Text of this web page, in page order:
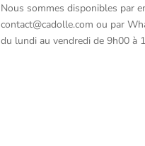
Nous sommes disponibles par
contact@cadolle.com ou par
du lundi au vendredi de 9h00 à